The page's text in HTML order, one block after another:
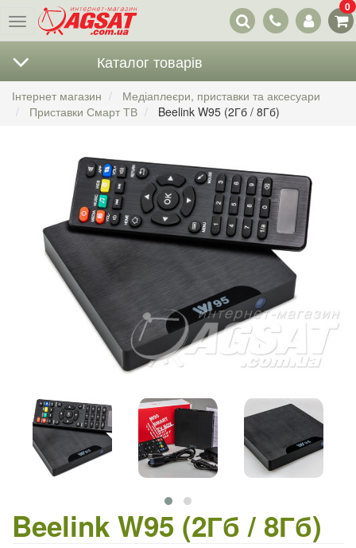
Меню
Наші
контакти
0
Каталог товарів
Інтернет магазин
Медіаплеєри, приставки та аксесуари
Приставки Смарт ТВ
Beelink W95 (2Гб / 8Гб)
Beelink W95 (2Гб / 8Гб)